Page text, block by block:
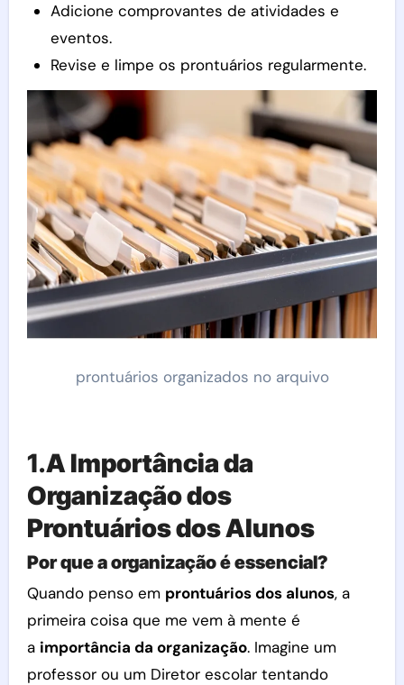
Adicione comprovantes de atividades e
eventos.
Revise e limpe os prontuários regularmente.
prontuários organizados no arquivo
1.A Importância da
Organização dos
Prontuários dos Alunos
Por que a organização é essencial?
Quando penso em prontuários dos alunos, a
primeira coisa que me vem à mente é
a importância da organização. Imagine um
professor ou um Diretor escolar tentando